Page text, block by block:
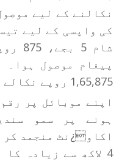
کی واپسی کے لیے
پیغام موصول
1,65,875 روپے نکالے گئے۔
اپنے موبائل پر
ہونے پر سمو
اکاو¿نٹ منجمد
4 لاکھ سے زیادہ